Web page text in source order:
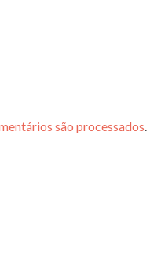
são processados.